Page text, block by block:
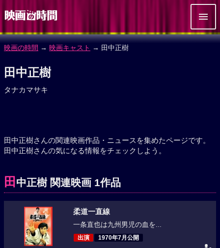
映画の時間 → 映画キャスト → 田中正樹
田中正樹
タナカマサキ
田中正樹さんの関連映画作品・ニュースを集めたページです。
田中正樹さんの気になる情報をチェックしよう。
田 中正樹 関連映画 1作品
柔道一直線
一条直也は九州男児の血を...
出演 1970年7月公開